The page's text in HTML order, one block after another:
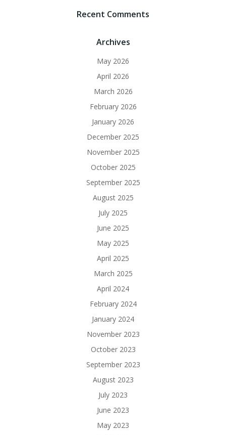
Recent Comments
Archives
May 2026
April 2026
March 2026
February 2026
January 2026
December 2025
November 2025
October 2025
September 2025
August 2025
July 2025
June 2025
May 2025
April 2025
March 2025
April 2024
February 2024
January 2024
November 2023
October 2023
September 2023
August 2023
July 2023
June 2023
May 2023